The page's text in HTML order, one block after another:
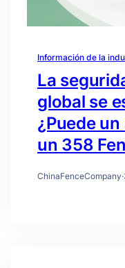
Información de la
La
global se
¿Puede
un 358
ChinaFenceCompany·